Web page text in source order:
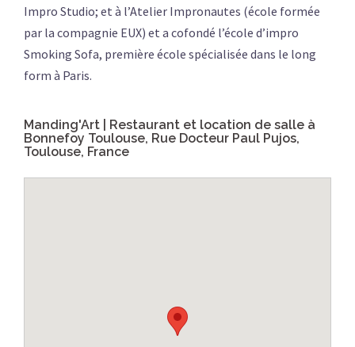
Impro Studio; et à l’Atelier Impronautes (école formée
par la compagnie EUX) et a cofondé l’école d’impro
Smoking Sofa, première école spécialisée dans le long
form à Paris.
Manding'Art | Restaurant et location de salle à
Bonnefoy Toulouse, Rue Docteur Paul Pujos,
Toulouse, France